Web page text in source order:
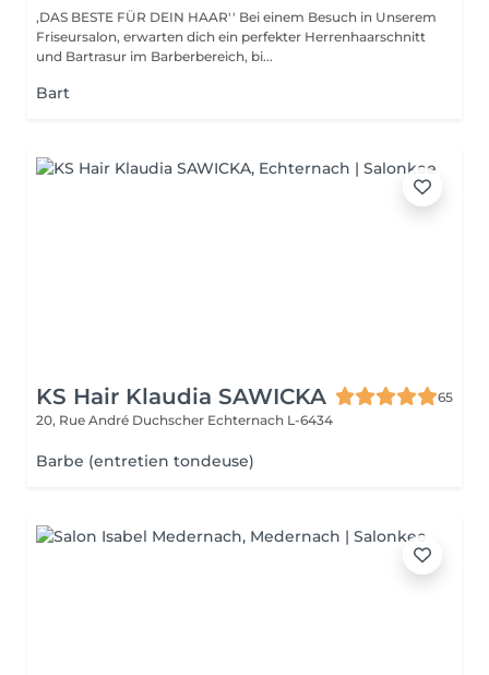
,DAS BESTE FÜR DEIN HAAR'' Bei einem Besuch in Unserem
Friseursalon, erwarten dich ein perfekter Herrenhaarschnitt
und Bartrasur im Barberbereich, bi...
Bart
KS Hair Klaudia SAWICKA
65
20, Rue André Duchscher Echternach L-6434
Barbe (entretien tondeuse)